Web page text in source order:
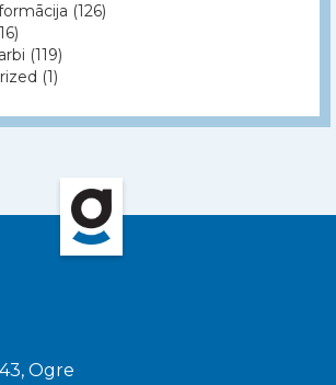
(126)
(119)
(1)
Ogre